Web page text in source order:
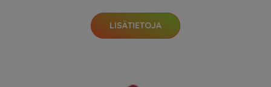
LISÄTIETOJA